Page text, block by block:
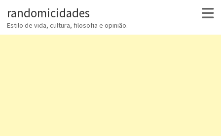
randomicidades
Estilo de vida, cultura, filosofia e opinião.